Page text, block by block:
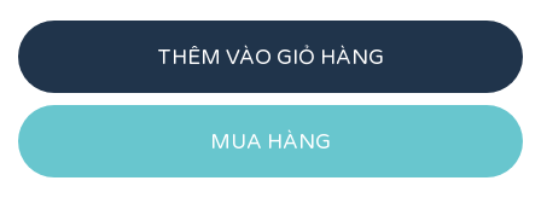
THÊM VÀO GIỎ HÀNG
MUA HÀNG